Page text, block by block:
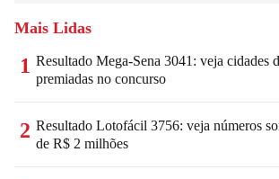
Mais Lidas
1 Resultado Mega-Sena 3041: veja cidades
premiadas no concurso
2 Resultado Lotofácil 3756: veja números
de R$ 2 milhões